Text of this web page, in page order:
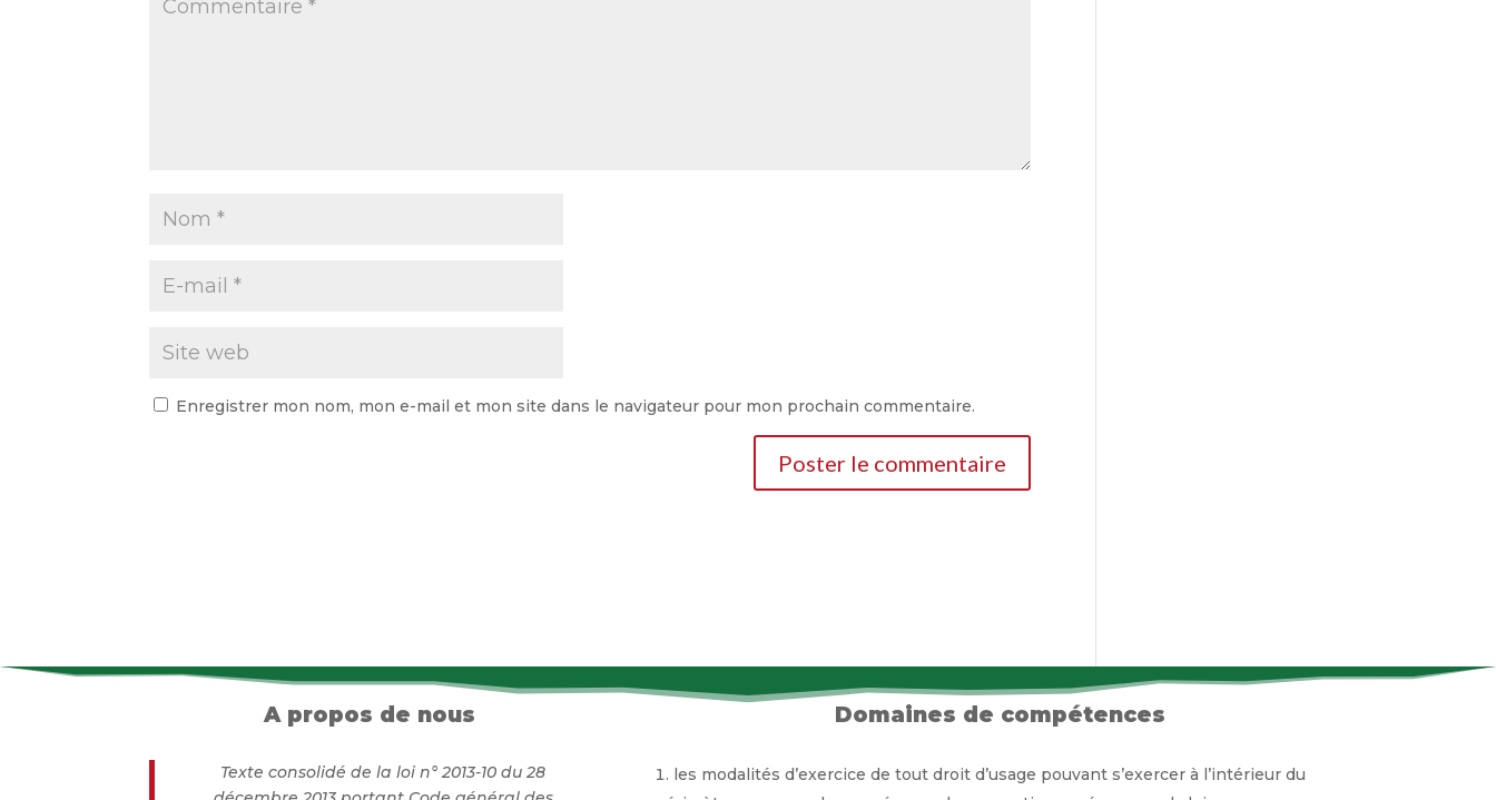
Enregistrer mon nom, mon e-mail et mon site dans le navigateur pour mon prochain commentaire.
A propos de nous
Texte consolidé de la loi n° 2013-10 du 28
Domaines de compétences
les modalités d’exercice de tout droit d’usage pouvant s’exercer à l’intérieur du